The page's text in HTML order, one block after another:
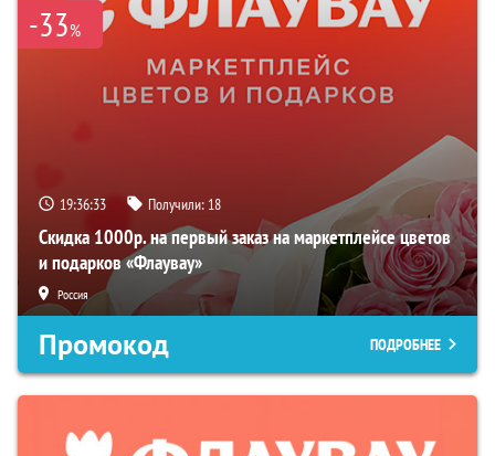
-33%
19:36:33 Получили: 18
Скидка 1000р. на первый заказ на маркетплейсе цветов
и подарков «Флаувау»
Россия
Промокод ПОДРОБНЕЕ